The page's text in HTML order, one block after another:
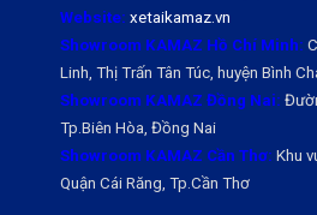
Website: xetaikamaz.vn
Showroom KAMAZ Hồ Chí Minh:
Linh, Thị Trấn Tân Túc, huyện Bình
Showroom KAMAZ Đồng Nai:
Tp.Biên Hòa, Đồng Nai
Showroom KAMAZ Cần Thơ: Khu
Quận Cái Răng, Tp.Cần Thơ